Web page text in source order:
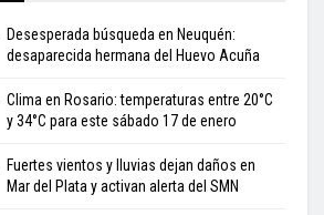
Desesperada búsqueda en Neuquén:
desaparecida hermana del Huevo Acuña
Clima en Rosario: temperaturas entre 20°C
y 34°C para este sábado 17 de enero
Fuertes vientos y lluvias dejan daños en
Mar del Plata y activan alerta del SMN